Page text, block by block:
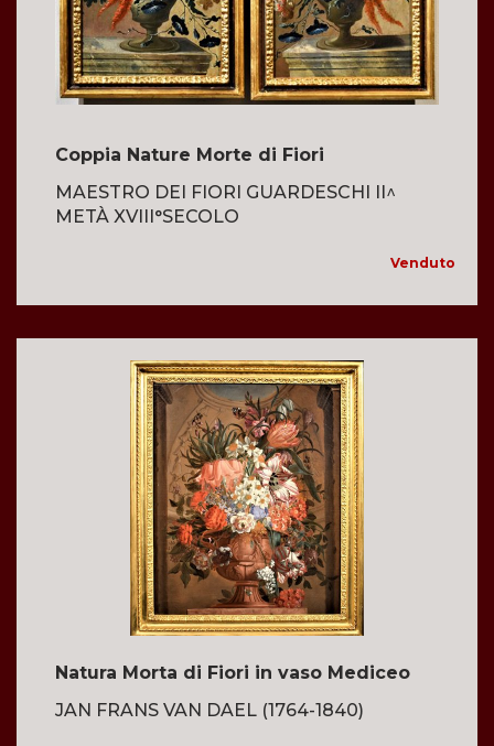
Coppia Nature Morte di Fiori
MAESTRO DEI FIORI GUARDESCHI II^
METÀ XVIII°SECOLO
Venduto
Natura Morta di Fiori in vaso Mediceo
JAN FRANS VAN DAEL (1764-1840)